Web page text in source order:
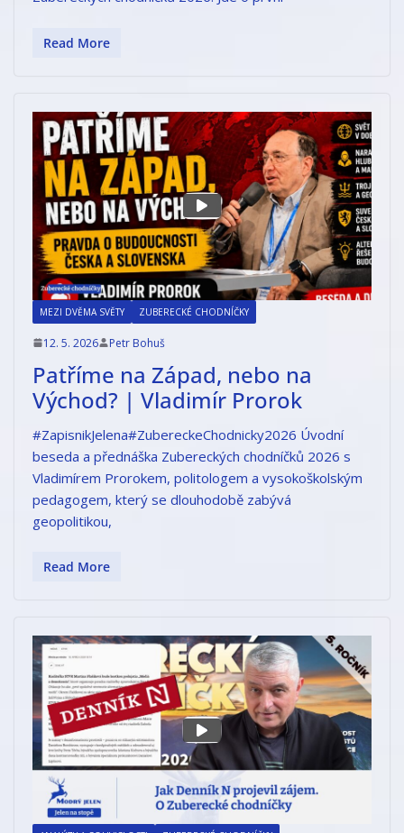
Read More
MEZI DVĚMA SVĚTY ZUBERECKÉ CHODNÍČKY
12. 5. 2026 Petr Bohuš
Patříme na Západ, nebo na
Východ? | Vladimír Prorok
#ZapisnikJelena#ZubereckeChodnicky2026 Úvodní
beseda a přednáška Zubereckých chodníčků 2026 s
Vladimírem Prorokem, politologem a vysokoškolským
pedagogem, který se dlouhodobě zabývá
geopolitikou,
Read More